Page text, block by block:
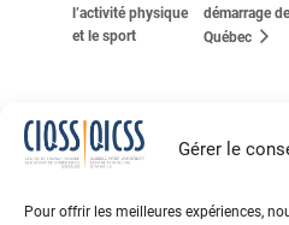
Gérer le
Pour offrir les meilleures expériences,
l’activité physique
et le sport
démarrage
Québec